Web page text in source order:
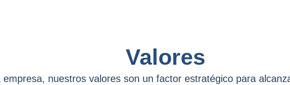
Valores
empresa, nuestros valores son un factor estratégico para